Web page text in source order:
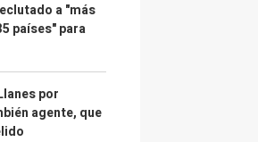
a "más
países" para
por
agente, que